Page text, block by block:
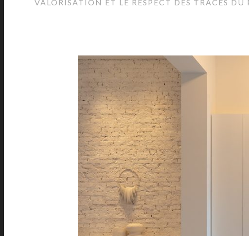
VALORISATION ET LE RESPECT DES TRACES